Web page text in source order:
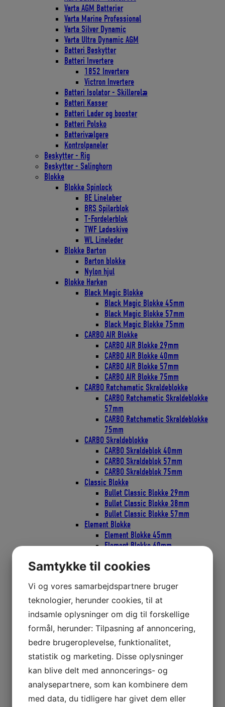
Varta AGM Batterier
Varta Marine Professional
Varta Silver Dynamic
Varta Ultra Dynamic AGM
Batteri Beskytter
Batteri Invertere
1852 Invertere
Victron Invertere
Batteri Isolator - Skillerelæ
Batteri Kasser
Batteri Lader og booster
Batteri Polsko
Batterivælgere
Kontrolpaneler
Beskytter - Rig
Beskytter - Salinghorn
Blokke
Blokke Spinlock
BE Lineløber
BRS Spilerblok
T-Fordelerblok
TWF Ledeskive
WL Lineleder
Blokke Barton
Barton blokke
Nylon hjul
Blokke Harken
Black Magic Blokke
Black Magic Blokke 45mm
Black Magic Blokke 57mm
Black Magic Blokke 75mm
CARBO AIR Blokke
CARBO AIR Blokke 29mm
CARBO AIR Blokke 40mm
CARBO AIR Blokke 57mm
CARBO AIR Blokke 75mm
CARBO Ratchamatic Skraldeblokke
CARBO Ratchamatic Skraldeblokke
57mm
CARBO Ratchamatic Skraldeblokke
75mm
CARBO Skraldeblokke
CARBO Skraldeblok 40mm
CARBO Skraldeblok 57mm
CARBO Skraldeblok 75mm
Classic Blokke
Bullet Classic Blokke 29mm
Bullet Classic Blokke 38mm
Bullet Classic Blokke 57mm
Element Blokke
Element Blokke 45mm
Element Blokke 60mm
ESP Cruising Blokke
ESP Cruising 57mm
ESP Cruising 75mm
Flip-Flop Blokke
Harken Skøderinge Thimbles
Harken Svingarme
Micro Blokke
Micro blokke 16mm
Micro Blokke 22mm
POWER3 Ratchamatic HTE Skraldeblokke
POWER3 Ratchets Skraldeblokke
PROTEXIT Faldudtag
SOFT Blokke
Samtykke til cookies
Vi og vores samarbejdspartnere bruger
teknologier, herunder cookies, til at
indsamle oplysninger om dig til forskellige
formål, herunder: Tilpasning af annoncering,
bedre brugeroplevelse, funktionalitet,
statistik og marketing. Disse oplysninger
kan blive delt med annoncerings- og
analysepartnere, som kan kombinere dem
med data, du tidligere har givet dem eller